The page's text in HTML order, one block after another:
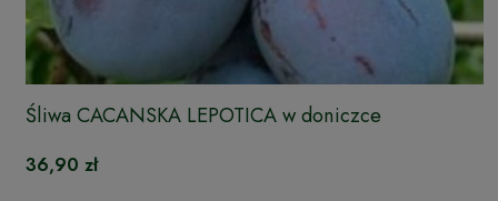
Śliwa CACANSKA LEPOTICA w doniczce
36,90 zł